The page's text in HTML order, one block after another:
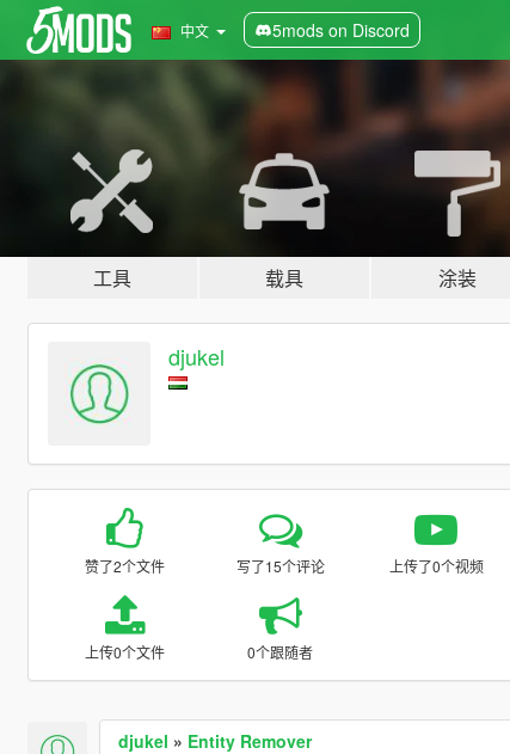
中文 5mods on Discord
工具 载具 涂装
djukel
赞了2个文件 写了15个评论 上传了0个视频
上传0个文件 0个跟随者
djukel » Entity Remover